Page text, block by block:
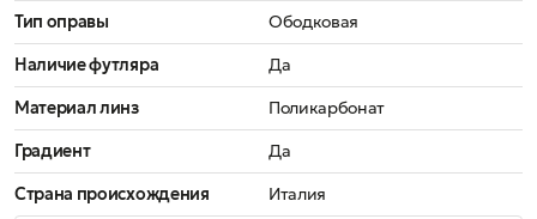
Тип оправы
Ободковая
Наличие футляра
Да
Материал линз
Поликарбонат
Градиент
Да
Страна происхождения
Италия